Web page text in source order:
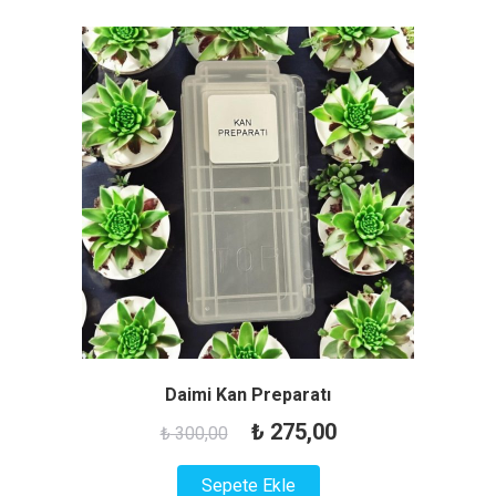
Daimi Kan Preparatı
₺300,00
Orijinal
fiyat:
₺ 275,00Şu
Sepete Ekle